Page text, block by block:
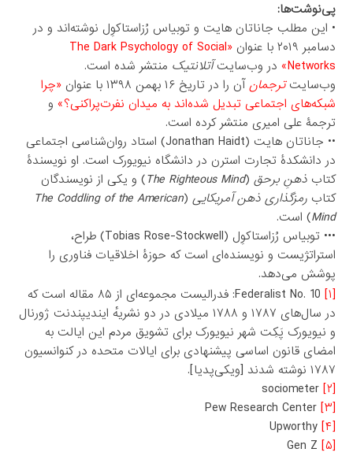
پی‌نوشت‌ها:
• این مطلب جاناتان هایت و توبیاس رُزاستاکوِل نوشته‌اند و در
دسامبر ۲۰۱۹ با عنوان
«The Dark Psychology of Social
Networks» در وب‌سایتآتلانتیک منتشر شده است.
وب‌سایتترجمانآن را در تاریخ ۱۶ بهمن ۱۳۹۸ با عنوان
«چرا
شبکه‌های اجتماعی تبدیل شده‌اند به میدان نفرت‌پراکنی؟» و
ترجمۀ علی امیری منتشر کرده است.
•• جاناتان هایت (Jonathan Haidt) استاد روان‌شناسی اجتماعی
در دانشکدۀ تجارت استرن در دانشگاه نیویورک است. او نویسندۀ
کتاب ذهنِ برحق (
The Righteous Mind) و یکی از نویسندگان
کتاب رمزگذاری ذهن آمریکایی (
The Coddling of the American
Mind) است.
••• توبیاس رُزاستاکوِل (Tobias Rose-Stockwell) طراح،
استراتژیست و نویسنده‌ای است که حوزۀ اخلاقیات فناوری را
پوشش می‌دهد.
[۱]
Federalist No. 10: فدرالیست مجموعه‌ای از ۸۵ مقاله است که
در سال‌های ۱۷۸۷ و ۱۷۸۸ میلادی در دو نشریهٔ ایندیپندنت ژورنال
و نیویورک پَکِت شهر نیویورک برای تشویق مردم این ایالت به
امضای قانون اساسی پیشنهادی برای ایالات متحده در کنوانسیون
۱۷۸۷ نوشته شدند [ویکی‌پدیا].
[۲]
[۳]
[۴]
[۵]